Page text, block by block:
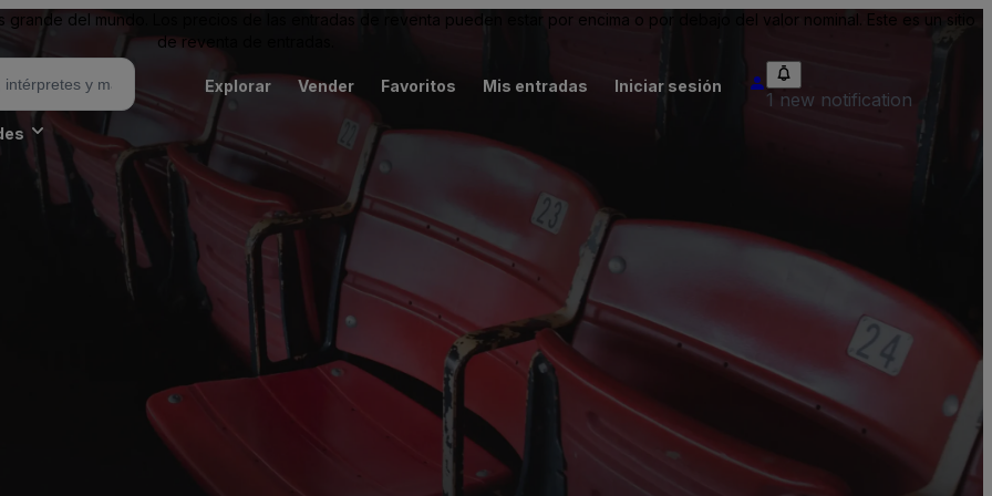
del mundo. Los precios de las entradas de reventa pueden estar por encima o por debajo del valor nominal. Este es un sitio
de reventa de entradas.
Explorar Vender Favoritos Mis entradas Iniciar sesión
1 new notification